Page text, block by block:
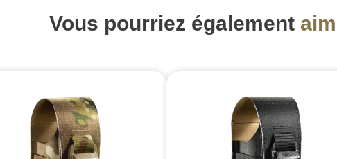
Vous pourriez également